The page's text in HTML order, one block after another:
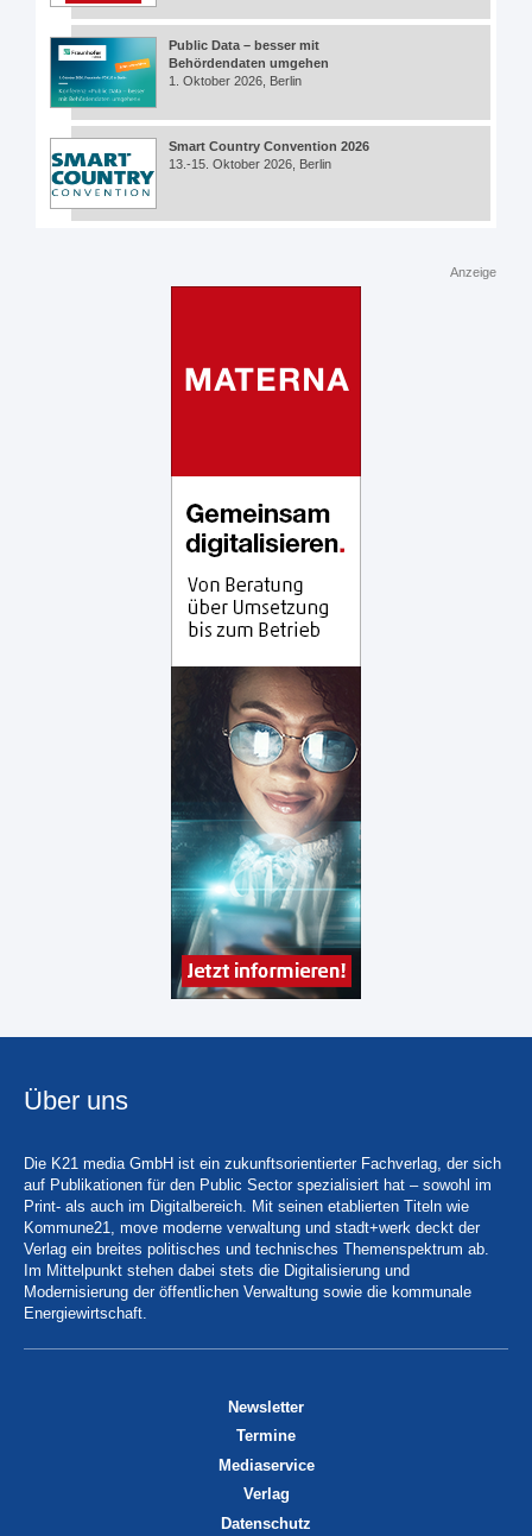
Public Data – besser mit
Behördendaten umgehen
1. Oktober 2026, Berlin
Smart Country Convention 2026
13.-15. Oktober 2026, Berlin
Anzeige
Über uns
Die K21 media GmbH ist ein zukunftsorientierter Fachverlag, der sich
auf Publikationen für den Public Sector spezialisiert hat – sowohl im
Print- als auch im Digitalbereich. Mit seinen etablierten Titeln wie
Kommune21, move moderne verwaltung und stadt+werk deckt der
Verlag ein breites politisches und technisches Themenspektrum ab.
Im Mittelpunkt stehen dabei stets die Digitalisierung und
Modernisierung der öffentlichen Verwaltung sowie die kommunale
Energiewirtschaft.
Newsletter
Termine
Mediaservice
Verlag
Datenschutz